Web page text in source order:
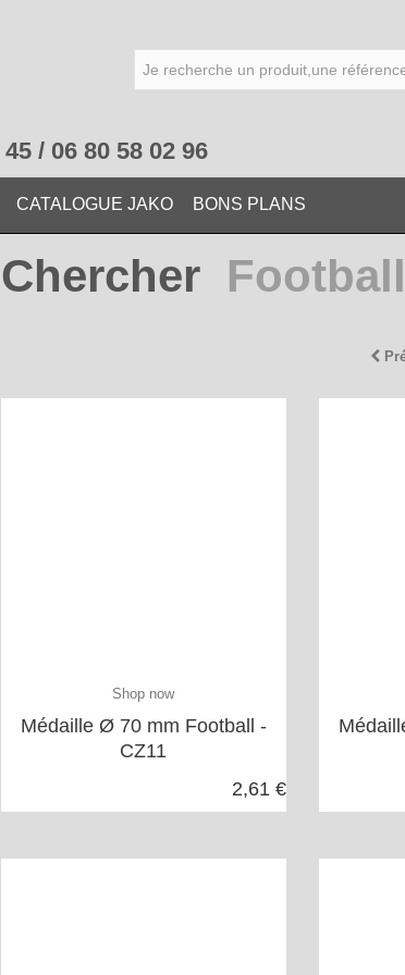
/ 06 80 58 02 96
CATALOGUE JAKO BONS PLANS
Chercher
Shop now
Médaille Ø 70 mm Football -
CZ11
2,61 €